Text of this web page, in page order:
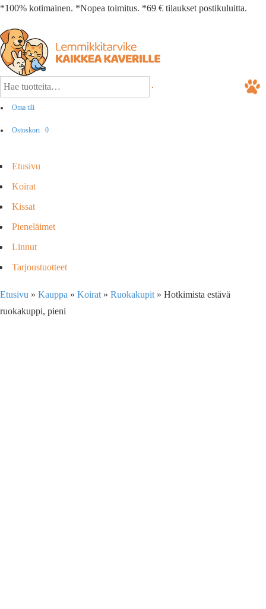
*100% kotimainen. *Nopea toimitus. *69 € tilaukset postikuluitta.
Oma tili
Ostoskori 0
Etusivu
Koirat
Kissat
Pieneläimet
Linnut
Tarjoustuotteet
Etusivu » Kauppa » Koirat » Ruokakupit » Hotkimista estävä
ruokakuppi, pieni